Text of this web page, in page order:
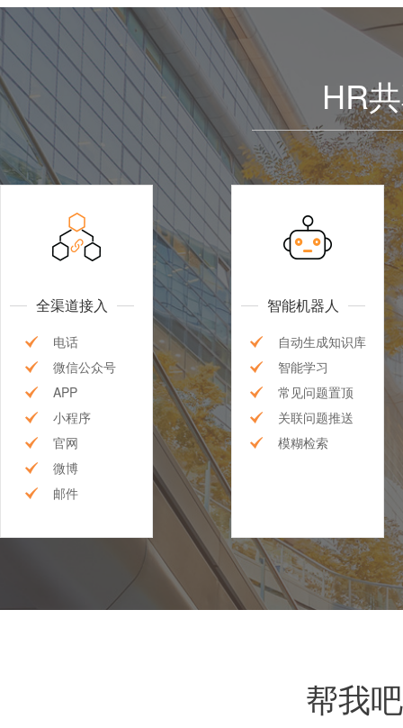
HR
全渠道接入
电话
微信公众号
APP
小程序
官网
微博
邮件
智能机器人
自动生成知识库
智能学习
常见问题置顶
关联问题推送
模糊检索
帮我